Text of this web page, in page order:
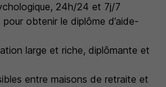
24h/24 et 7j/7
obtenir le diplôme d’aide-
large et riche, diplômante et
entre maisons de retraite et